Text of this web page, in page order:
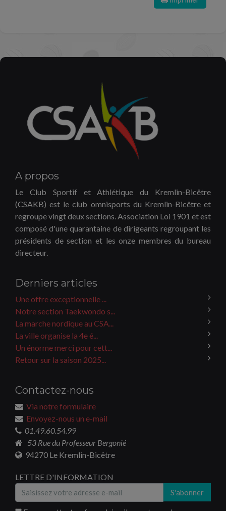
A propos
Le Club Sportif et Athlétique du Kremlin-Bicêtre
(CSAKB) est le club omnisports du Kremlin-Bicêtre et
regroupe vingt deux sections. Association Loi 1901 et est
composé d'une quarantaine de dirigeants regroupant les
présidents de section et les onze membres du bureau
directeur.
Derniers articles
Une offre exceptionnelle ...
Notre section Taekwondo s...
La marche nordique au CSA...
La ville organise la 4e é...
Un énorme merci pour cett...
Retour sur la saison 2025...
Contactez-nous
Via notre formulaire
Envoyez-nous un e-mail
01.49.60.54.99
53 Rue du Professeur Bergonié
94270 Le Kremlin-Bicêtre
LETTRE D'INFORMATION
S'abonner